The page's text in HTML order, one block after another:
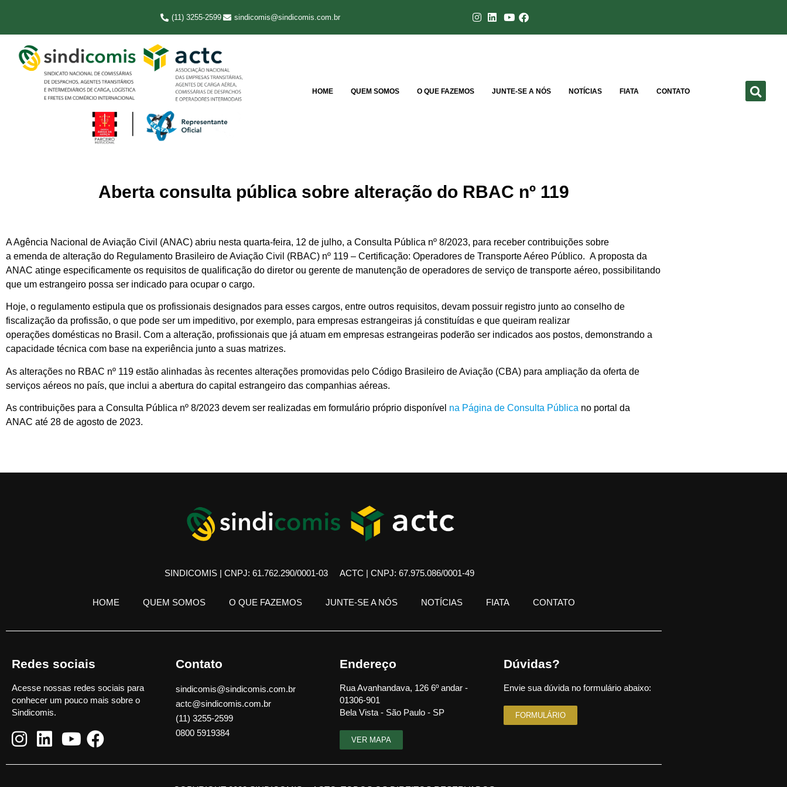
(11) 3255-2599 sindicomis@sindicomis.com.br
HOME QUEM SOMOS O QUE FAZEMOS JUNTE-SE A NÓS NOTÍCIAS FIATA CONTATO
Aberta consulta pública sobre alteração do RBAC nº 119
A Agência Nacional de Aviação Civil (ANAC) abriu nesta quarta-feira, 12 de julho, a Consulta Pública nº 8/2023, para receber contribuições sobre
a emenda de alteração do Regulamento Brasileiro de Aviação Civil (RBAC) nº 119 – Certificação: Operadores de Transporte Aéreo Público. A proposta da
ANAC atinge especificamente os requisitos de qualificação do diretor ou gerente de manutenção de operadores de serviço de transporte aéreo, possibilitando
que um estrangeiro possa ser indicado para ocupar o cargo.
Hoje, o regulamento estipula que os profissionais designados para esses cargos, entre outros requisitos, devam possuir registro junto ao conselho de
fiscalização da profissão, o que pode ser um impeditivo, por exemplo, para empresas estrangeiras já constituídas e que queiram realizar
operações domésticas no Brasil. Com a alteração, profissionais que já atuam em empresas estrangeiras poderão ser indicados aos postos, demonstrando a
capacidade técnica com base na experiência junto a suas matrizes.
As alterações no RBAC nº 119 estão alinhadas às recentes alterações promovidas pelo Código Brasileiro de Aviação (CBA) para ampliação da oferta de
serviços aéreos no país, que inclui a abertura do capital estrangeiro das companhias aéreas.
As contribuições para a Consulta Pública nº 8/2023 devem ser realizadas em formulário próprio disponível na Página de Consulta Pública no portal da
ANAC até 28 de agosto de 2023.
SINDICOMIS | CNPJ: 61.762.290/0001-03 ACTC | CNPJ: 67.975.086/0001-49
HOME QUEM SOMOS O QUE FAZEMOS JUNTE-SE A NÓS NOTÍCIAS FIATA CONTATO
Redes sociais
Acesse nossas redes sociais para
conhecer um pouco mais sobre o
Sindicomis.
Contato
sindicomis@sindicomis.com.br
actc@sindicomis.com.br
(11) 3255-2599
0800 5919384
Endereço
Rua Avanhandava, 126 6º andar -
01306-901
Bela Vista - São Paulo - SP
VER MAPA
Dúvidas?
Envie sua dúvida no formulário abaixo:
FORMULÁRIO